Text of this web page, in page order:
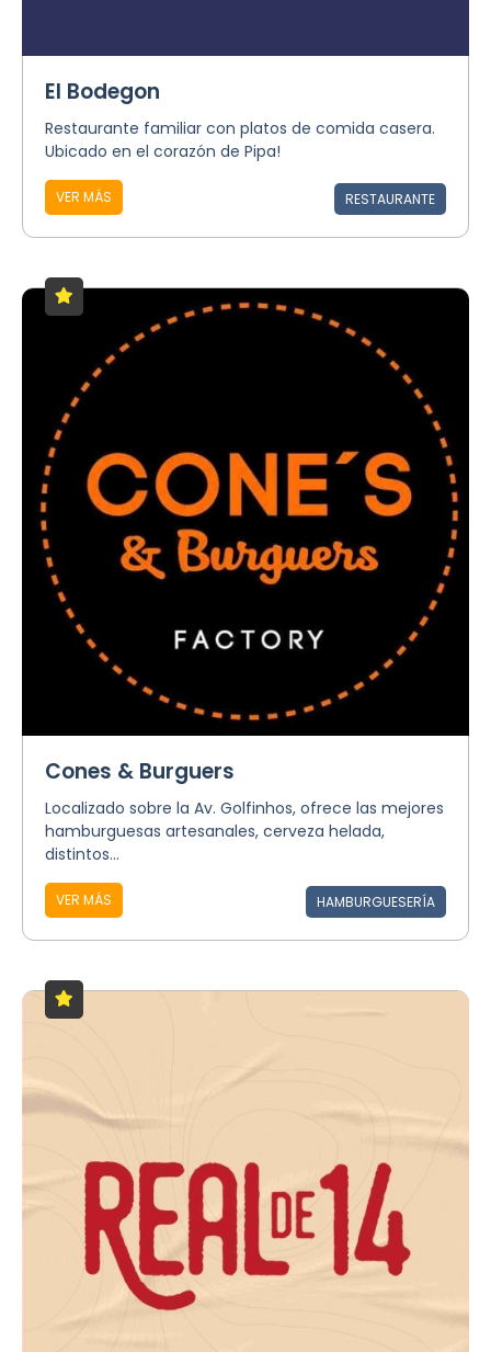
El Bodegon
Restaurante familiar con platos de comida casera.
Ubicado en el corazón de Pipa!
VER MÁS RESTAURANTE
Cones & Burguers
Localizado sobre la Av. Golfinhos, ofrece las mejores
hamburguesas artesanales, cerveza helada,
distintos...
VER MÁS HAMBURGUESERÍA